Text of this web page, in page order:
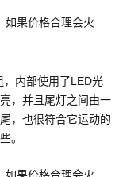
内部使用了LED光
，并且尾灯之间由一
，也很符合它运动的
。